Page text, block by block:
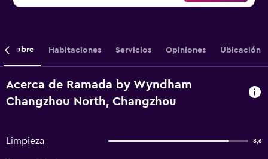
Sobre Habitaciones Servicios Opiniones Ubicación
Acerca de Ramada by Wyndham
Changzhou North, Changzhou
Limpieza 8,6